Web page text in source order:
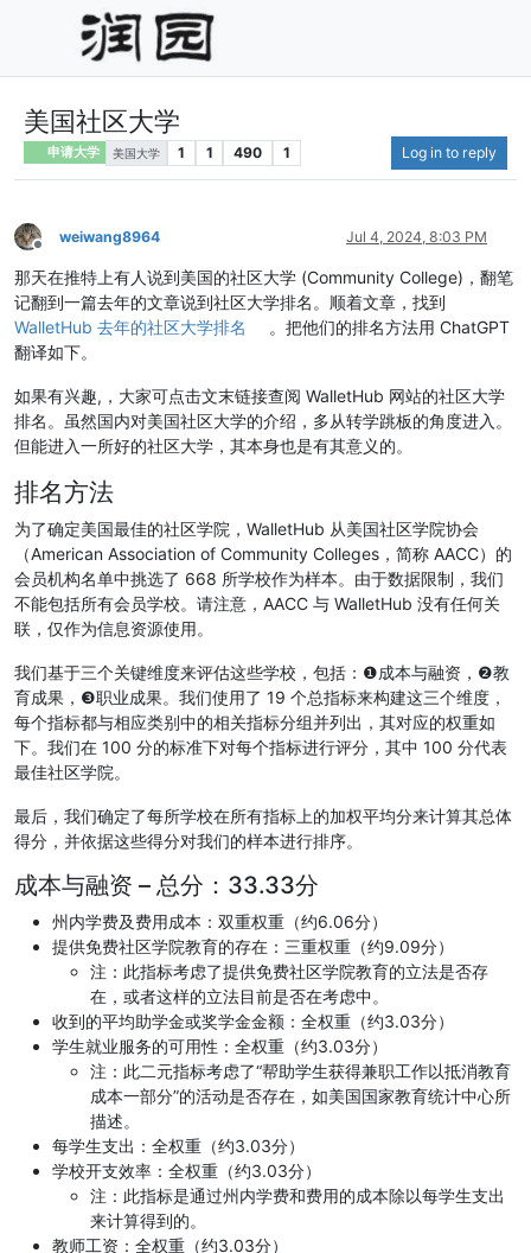
美国社区大学
申请大学 美国大学 1 1 490 1 Log in to reply
Offline
weiwang8964 Jul 4, 2024, 8:03 PM
那天在推特上有人说到美国的社区大学 (Community College)，翻笔
记翻到一篇去年的文章说到社区大学排名。顺着文章，找到
WalletHub 去年的社区大学排名
。把他们的排名方法用 ChatGPT
翻译如下。
如果有兴趣,，大家可点击文末链接查阅 WalletHub 网站的社区大学
排名。虽然国内对美国社区大学的介绍，多从转学跳板的角度进入。
但能进入一所好的社区大学，其本身也是有其意义的。
排名方法
为了确定美国最佳的社区学院，WalletHub 从美国社区学院协会
（American Association of Community Colleges，简称 AACC）的
会员机构名单中挑选了 668 所学校作为样本。由于数据限制，我们
不能包括所有会员学校。请注意，AACC 与 WalletHub 没有任何关
联，仅作为信息资源使用。
我们基于三个关键维度来评估这些学校，包括：❶成本与融资，❷教
育成果，❸职业成果。我们使用了 19 个总指标来构建这三个维度，
每个指标都与相应类别中的相关指标分组并列出，其对应的权重如
下。我们在 100 分的标准下对每个指标进行评分，其中 100 分代表
最佳社区学院。
最后，我们确定了每所学校在所有指标上的加权平均分来计算其总体
得分，并依据这些得分对我们的样本进行排序。
成本与融资 – 总分：33.33分
州内学费及费用成本：双重权重（约6.06分）
提供免费社区学院教育的存在：三重权重（约9.09分）
注：此指标考虑了提供免费社区学院教育的立法是否存
在，或者这样的立法目前是否在考虑中。
收到的平均助学金或奖学金金额：全权重（约3.03分）
学生就业服务的可用性：全权重（约3.03分）
注：此二元指标考虑了“帮助学生获得兼职工作以抵消教育
成本一部分”的活动是否存在，如美国国家教育统计中心所
描述。
每学生支出：全权重（约3.03分）
学校开支效率：全权重（约3.03分）
注：此指标是通过州内学费和费用的成本除以每学生支出
来计算得到的。
教师工资：全权重（约3.03分）